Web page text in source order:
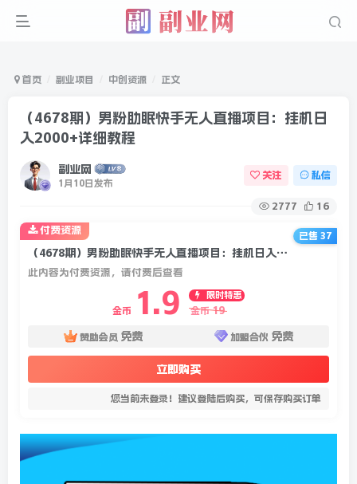
首页 副业项目 中创资源 正文
（4678期）男粉助眠快手无人直播项目：挂机日
入2000+详细教程
副业网
1月10日发布
关注 私信
2777 16
（4678期）男粉助眠快手无人直播项目：挂机日入2000+详细教程
此内容为付费资源，请付费后查看
金币 1.9
限时特惠
金币 19
赞助会员 免费 加盟合伙 免费
立即购买
您当前未登录！建议登陆后购买，可保存购买订单
付费资源
已售 37